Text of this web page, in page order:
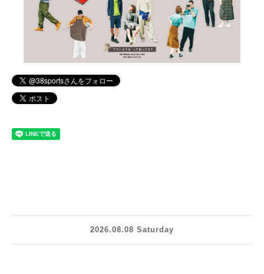
2026.08.08 Saturday